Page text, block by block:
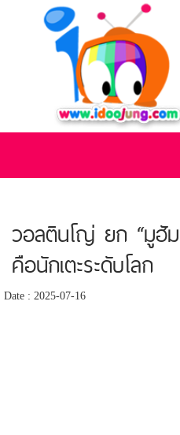
วอลตินโญ่ ยก “มูฮั
คือนักเตะระดับโลก
Date : 2025-07-16